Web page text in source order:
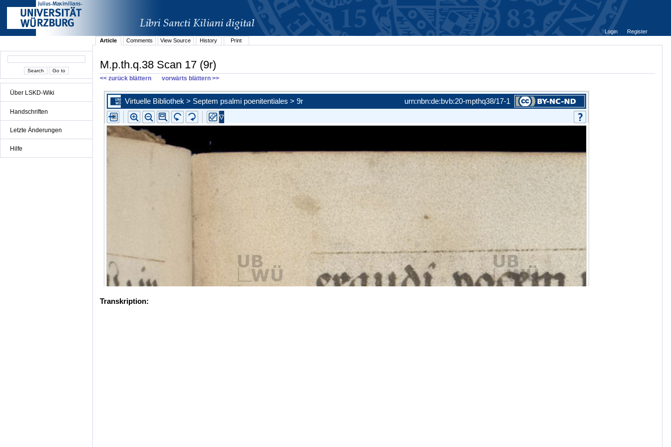
Über LSKD-Wiki
Handschriften
Letzte Änderungen
Hilfe
Login
Register
Article
Comments View Source History Print
M.p.th.q.38 Scan 17 (9r)
<< zurück blättern vorwärts blättern >>
Transkription: